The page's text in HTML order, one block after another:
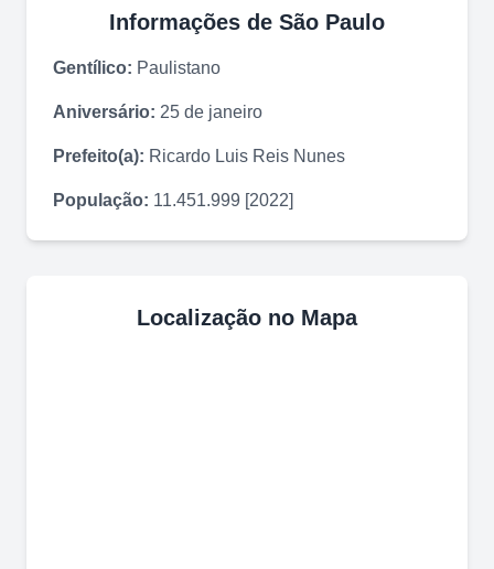
Informações de São Paulo
Gentílico: Paulistano
Aniversário: 25 de janeiro
Prefeito(a): Ricardo Luis Reis Nunes
População: 11.451.999 [2022]
Localização no Mapa